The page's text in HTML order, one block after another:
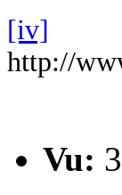
[iv]
http://
Vu: